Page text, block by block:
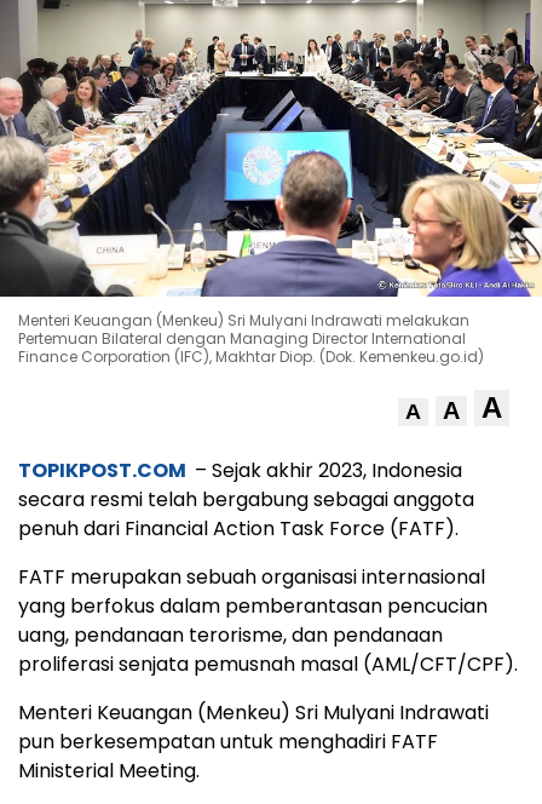
Menteri Keuangan (Menkeu) Sri Mulyani Indrawati melakukan
Pertemuan Bilateral dengan Managing Director International
Finance Corporation (IFC), Makhtar Diop. (Dok. Kemenkeu.go.id)
A A A
TOPIKPOST.COM – Sejak akhir 2023, Indonesia
secara resmi telah bergabung sebagai anggota
penuh dari Financial Action Task Force (FATF).
FATF merupakan sebuah organisasi internasional
yang berfokus dalam pemberantasan pencucian
uang, pendanaan terorisme, dan pendanaan
proliferasi senjata pemusnah masal (AML/CFT/CPF).
Menteri Keuangan (Menkeu) Sri Mulyani Indrawati
pun berkesempatan untuk menghadiri FATF
Ministerial Meeting.